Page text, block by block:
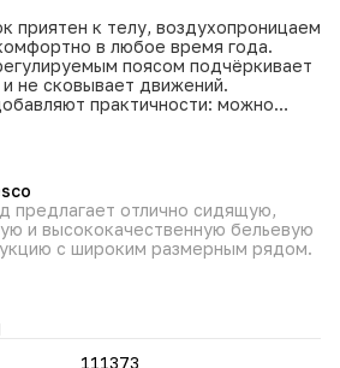
приятен к телу, воздухопроницаем
в любое время года.
поясом подчёркивает
не сковывает движений.
практичности: можно
ряд (50–60) подходит для разных
до пышных форм.
гамма (жёлтый, серо‑голубой,
позволяет
настроение и интерьер.
в домашний гардероб — пусть
предлагает отлично сидящую,
и высококачественную бельевую
с широким размерным рядом.
111373